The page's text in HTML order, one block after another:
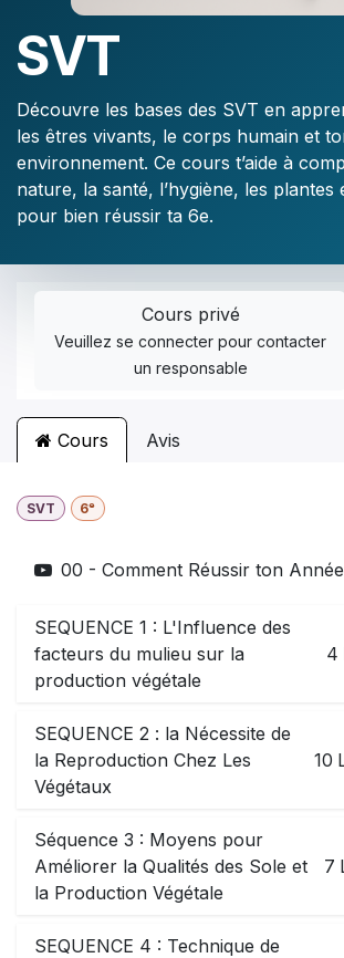
SVT
Découvre les bases des SVT en
les êtres vivants, le corps humain et
environnement. Ce cours t’aide à
nature, la santé, l’hygiène, les plantes
pour bien réussir ta 6e.
Cours privé
Veuillezse connecter pour contacter
un responsable
Cours Avis
SVT 6ᵉ
00 - Comment Réussir ton
SEQUENCE 1 : L'Influence des
facteurs du mulieu sur la
production végétale
4
SEQUENCE 2 : la Nécessite de
la Reproduction Chez Les
Végétaux
10
Séquence 3 : Moyens pour
Améliorer la Qualités des Sole et
la Production Végétale
7
SEQUENCE 4 : Technique de